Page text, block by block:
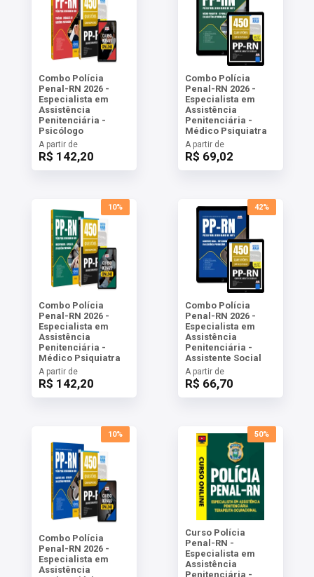
Combo Polícia
Penal-RN 2026 -
Especialista em
Assistência
Penitenciária -
Psicólogo
A partir de
R$ 142,20
Combo Polícia
Penal-RN 2026 -
Especialista em
Assistência
Penitenciária -
Médico Psiquiatra
A partir de
R$ 69,02
10%
Combo Polícia
Penal-RN 2026 -
Especialista em
Assistência
Penitenciária -
Médico Psiquiatra
A partir de
R$ 142,20
42%
Combo Polícia
Penal-RN 2026 -
Especialista em
Assistência
Penitenciária -
Assistente Social
A partir de
R$ 66,70
10%
Combo Polícia
Penal-RN 2026 -
Especialista em
Assistência
50%
Curso Polícia
Penal-RN -
Especialista em
Assistência
Penitenciária -